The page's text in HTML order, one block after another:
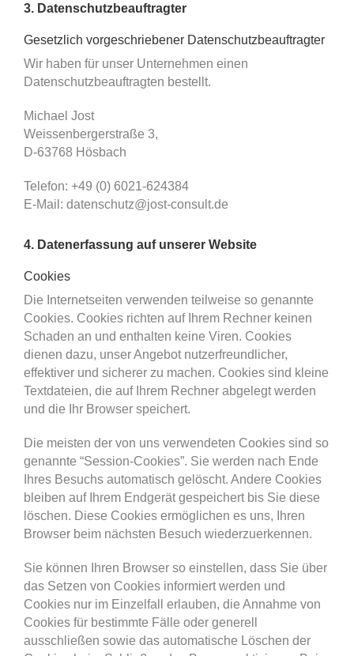
3. Datenschutzbeauftragter
Gesetzlich vorgeschriebener Datenschutzbeauftragter
Wir haben für unser Unternehmen einen
Datenschutzbeauftragten bestellt.
Michael Jost
Weissenbergerstraße 3,
D-63768 Hösbach
Telefon: +49 (0) 6021-624384
E-Mail: datenschutz@jost-consult.de
4. Datenerfassung auf unserer Website
Cookies
Die Internetseiten verwenden teilweise so genannte
Cookies. Cookies richten auf Ihrem Rechner keinen
Schaden an und enthalten keine Viren. Cookies
dienen dazu, unser Angebot nutzerfreundlicher,
effektiver und sicherer zu machen. Cookies sind kleine
Textdateien, die auf Ihrem Rechner abgelegt werden
und die Ihr Browser speichert.
Die meisten der von uns verwendeten Cookies sind so
genannte “Session-Cookies”. Sie werden nach Ende
Ihres Besuchs automatisch gelöscht. Andere Cookies
bleiben auf Ihrem Endgerät gespeichert bis Sie diese
löschen. Diese Cookies ermöglichen es uns, Ihren
Browser beim nächsten Besuch wiederzuerkennen.
Sie können Ihren Browser so einstellen, dass Sie über
das Setzen von Cookies informiert werden und
Cookies nur im Einzelfall erlauben, die Annahme von
Cookies für bestimmte Fälle oder generell
ausschließen sowie das automatische Löschen der